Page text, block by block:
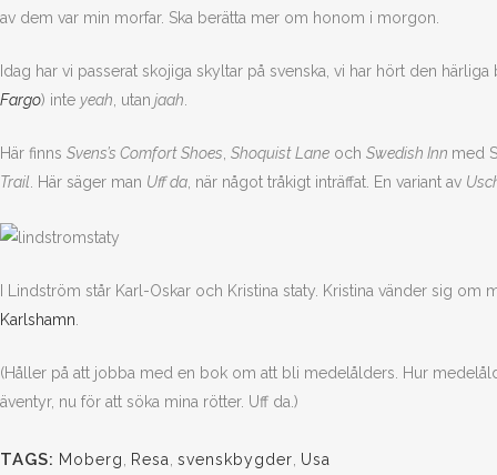
av dem var min morfar. Ska berätta mer om honom i morgon.
Idag har vi passerat skojiga skyltar på svenska, vi har hört den
Fargo) inte yeah, utan jaah.
Här finns Svens’s Comfort Shoes, Shoquist Lane och Swedish Inn med
Trail. Här säger man Uff da, när något tråkigt inträffat. En variant av
I Lindström står Karl-Oskar och Kristina staty. Kristina vänder sig
Karlshamn
(Håller på att jobba med en bok om att bli medelålders. Hur
äventyr, nu för att söka mina rötter. Uff da.)
TAGS: Moberg Resa svenskbygder Usa